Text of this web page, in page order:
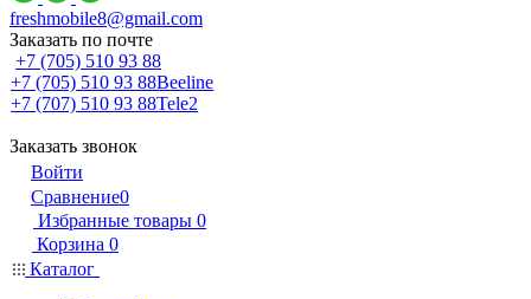
freshmobile8@gmail.com
Заказать по почте
+7 (705) 510 93 88
+7 (705) 510 93 88Beeline
+7 (707) 510 93 88Tele2
Заказать звонок
Войти
Сравнение0
Избранные товары 0
Корзина 0
Каталог